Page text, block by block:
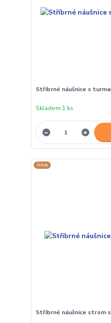
Stříbrné náušnice s
Skladem 1 ks
Akce
Stříbrné náušnice strom